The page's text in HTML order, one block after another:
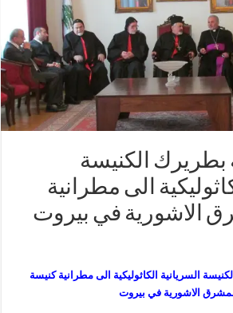
بطريرك الكنيسة
الى مطرانية
الاشورية في بيروت
السريانية الكاثوليكية الى مطرانية كنيسة
الاشورية في بيروت